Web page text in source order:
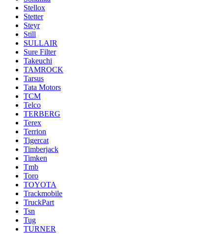
Stellox
Stetter
Steyr
Still
SULLAIR
Sure Filter
Takeuchi
TAMROCK
Tarsus
Tata Motors
TCM
Telco
TERBERG
Terex
Terrion
Tigercat
Timberjack
Timken
Tmb
Toro
TOYOTA
Trackmobile
TruckPart
Tsn
Tug
TURNER